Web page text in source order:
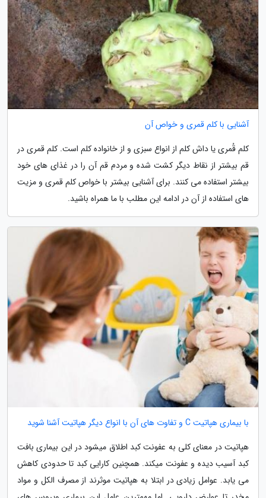
آشنایی با کلم قمری و خواص آن
کلم قُمری یا داش کلم از انواع سبزی و از خانواده کلم است. کلم قمری در
قم بیشتر از نقاط دیگر کشت شده و مردم قم آن را در غذای های خود
بیشتر استفاده می کنند. برای آشنایی بیشتر با خواص کلم قمری و مزیت
های استفاده از آن در ادامه این مطلب با ما همراه باشید.
با بیماری هپاتیت C و تفاوت های آن با انواع دیگر هپاتیت آشنا شوید
هپاتیت در معنای کلی به عفونت کبد اطلاق میشود در این بیماری بافت
کبد آسیب دیده و عفونت میکند. همچنین کارایی کبد تا حدودی کاهش
می یابد. عوامل زیادی در ابتلا به هپاتیت موثرند از مصرف الکل و مواد